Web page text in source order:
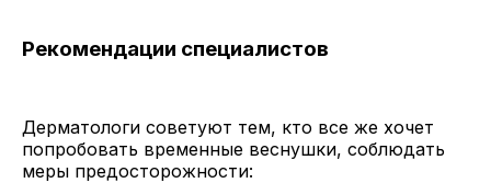
Рекомендации специалистов
Дерматологи советуют тем, кто все же хочет
попробовать временные веснушки, соблюдать
меры предосторожности: